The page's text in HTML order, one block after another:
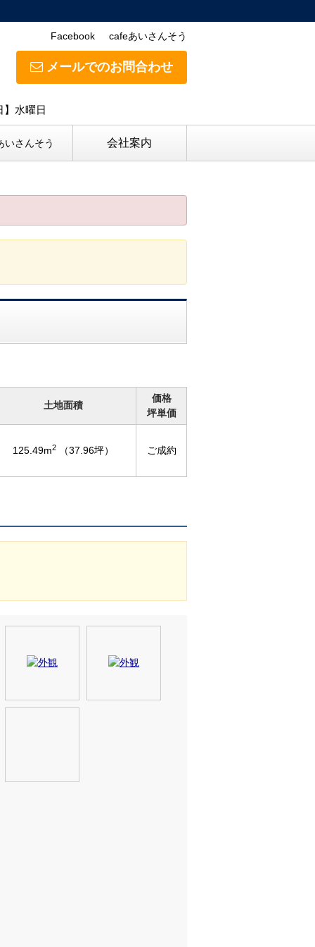
Facebook cafeあいさんそう
メールでのお問合わせ
】水曜日
いさんそう 会社案内
土地面積
価格
坪単価
125.49m2 （37.96坪） ご成約